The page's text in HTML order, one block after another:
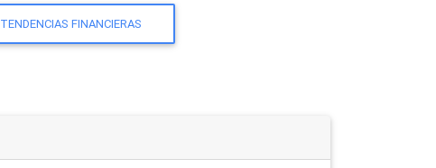
TENDENCIAS FINANCIERAS